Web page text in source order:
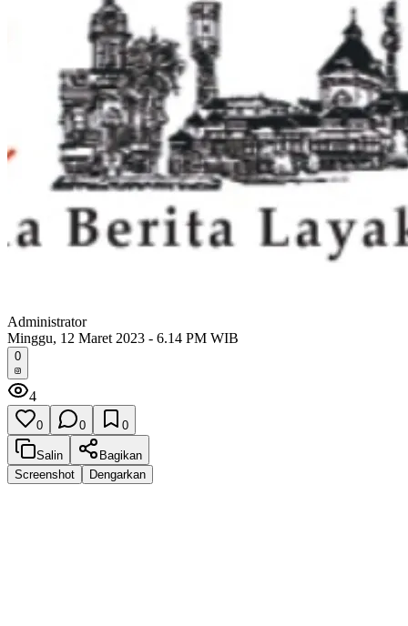
Administrator
Minggu, 12 Maret 2023 - 6.14 PM WIB
0
4
0 0 0
Salin
Bagikan
Screenshot
Dengarkan